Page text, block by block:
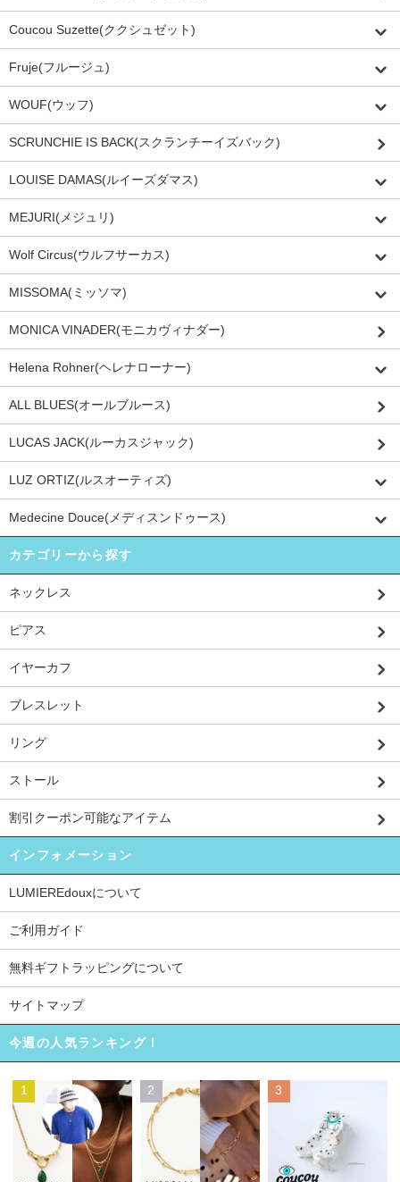
Coucou Suzette(ククシュゼット)
Fruje(フルージュ)
WOUF(ウッフ)
SCRUNCHIE IS BACK(スクランチーイズバック)
LOUISE DAMAS(ルイーズダマス)
MEJURI(メジュリ)
Wolf Circus(ウルフサーカス)
MISSOMA(ミッソマ)
MONICA VINADER(モニカヴィナダー)
Helena Rohner(ヘレナローナー)
ALL BLUES(オールブルース)
LUCAS JACK(ルーカスジャック)
LUZ ORTIZ(ルスオーティズ)
Medecine Douce(メディスンドゥース)
カテゴリーから探す
ネックレス
ピアス
イヤーカフ
ブレスレット
リング
ストール
割引クーポン可能なアイテム
インフォメーション
LUMIEREdouxについて
ご利用ガイド
無料ギフトラッピングについて
サイトマップ
今週の人気ランキング！
1 2 3